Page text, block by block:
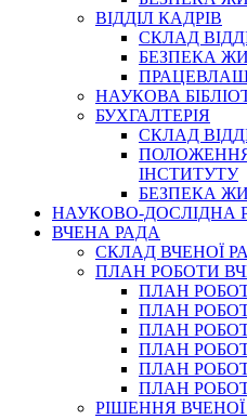
ВІДДІЛ КАДРІВ
СКЛАД
БЕЗПЕКА
НАУКОВА
БУХГАЛТЕРІЯ
СКЛАД
ПОЛОЖЕННЯ
ІНСТИТУТУ
БЕЗПЕКА
НАУКОВО-ДОСЛІДНА
ВЧЕНА РАДА
СКЛАД ВЧЕНОЇ
ПЛАН РОБОТИ
ПЛАН
ПЛАН
ПЛАН
ПЛАН
ПЛАН
ПЛАН
РІШЕННЯ